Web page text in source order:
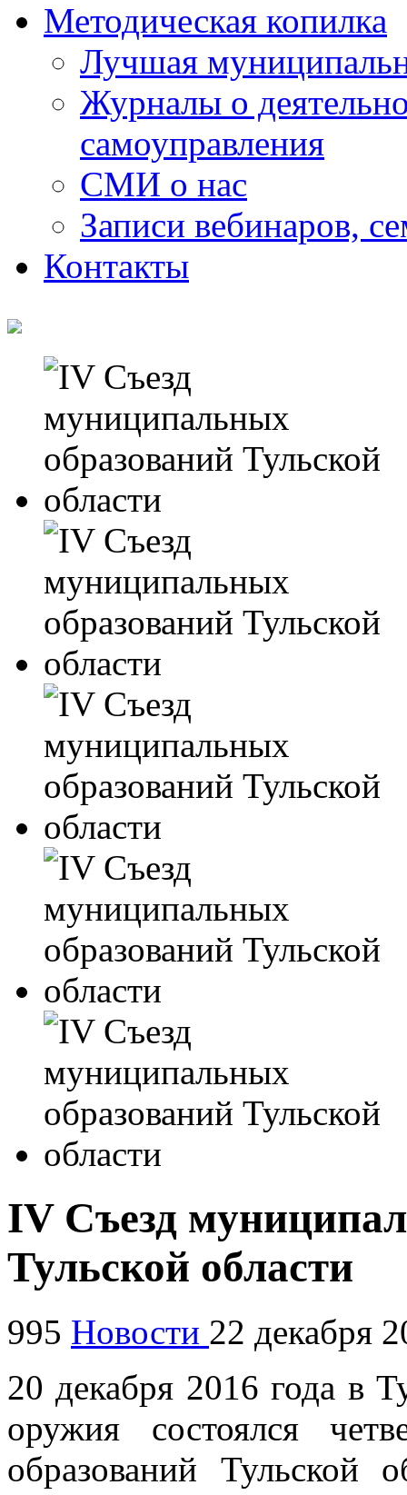
Методическая копилка
Лучшая
Журналы о
самоуправления
СМИ о нас
Записи вебинаров,
Контакты
IV Съезд
Тульской области
995 Новости 22 декабря
20 декабря 2016 года в
оружия состоялся
образований Тульской